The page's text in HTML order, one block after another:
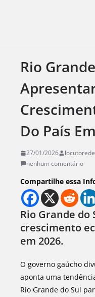
Rio
Do País
27/01/2026
nenhum comentário
Compartilhe essa
Rio Grande do
crescimento
em 2026.
O governo gaúcho
aponta uma
Rio Grande do Sul